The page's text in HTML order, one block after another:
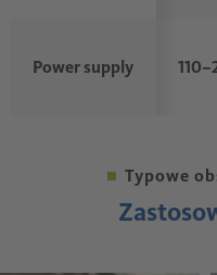
Power supply
Typowe